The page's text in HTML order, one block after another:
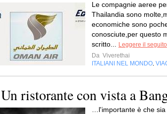
Le compagnie aeree
Thailandia sono
economiche sono
conosciute,per questo
scritto...
Leggere il seguito
Da Viverethai
ITALIANI NEL MONDO
Un ristorante con vista a
…l'importante è che sia